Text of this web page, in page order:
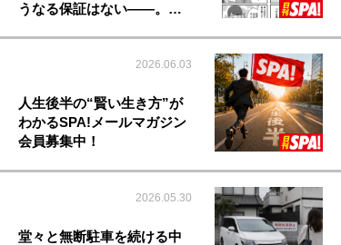
うなる保証はない――。…
2026.06.03
人生後半の“賢い生き方”が
わかるSPA!メールマガジン
会員募集中！
2026.05.30
堂々と無断駐車を続ける中